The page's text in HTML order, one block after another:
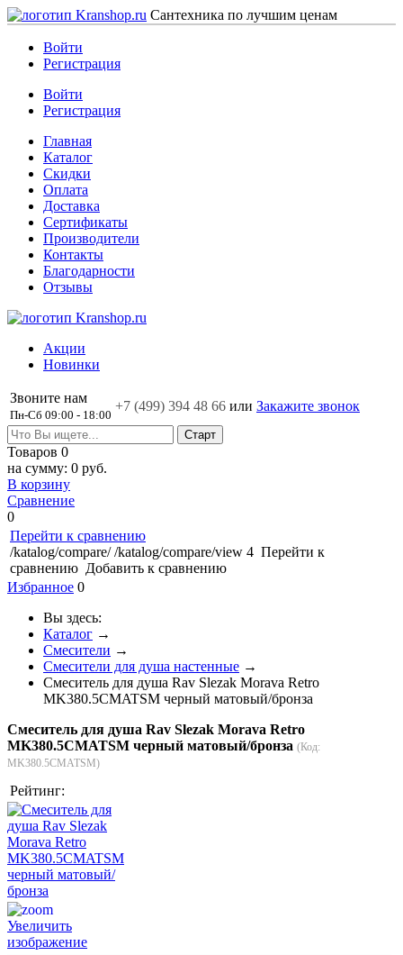
Сантехника по лучшим ценам
Войти
Регистрация
Войти
Регистрация
Главная
Каталог
Скидки
Оплата
Доставка
Сертификаты
Производители
Контакты
Благодарности
Отзывы
Акции
Новинки
Звоните нам
Пн-Сб 09:00 - 18:00
+7 (499) 394 48 66 или Закажите звонок
Товаров 0
на сумму: 0 руб.
В корзину
Сравнение
0
Перейти к сравнению
/katalog/compare/ /katalog/compare/view 4 Перейти к
сравнению Добавить к сравнению
Избранное 0
Вы здесь:
Каталог →
Смесители →
Смесители для душа настенные →
Смеситель для душа Rav Slezak Morava Retro
MK380.5CMATSM черный матовый/бронза
Смеситель для душа Rav Slezak Morava Retro
MK380.5CMATSM черный матовый/бронза (Код:
MK380.5CMATSM)
Рейтинг:
Увеличить
изображение